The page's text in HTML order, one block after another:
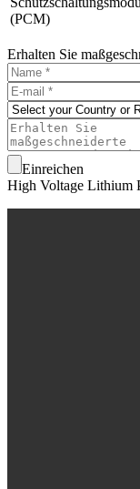
(PCM)
Erhalten Sie
Einreichen
High Voltage Lithium